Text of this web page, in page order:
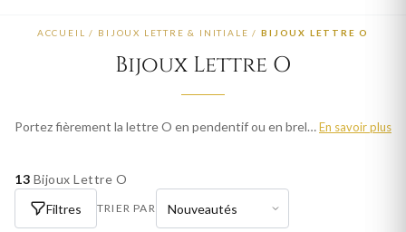
ACCUEIL / BIJOUX LETTRE & INITIALE / BIJOUX LETTRE O
Bijoux Lettre O
Portez fièrement la lettre O en pendentif ou en breloque. Nos bijoux lettre O sont disponibles en or, argent et plaqué or. Livraison offerte en France.En savoir plus
13 Bijoux Lettre O
Filtres
TRIER PAR